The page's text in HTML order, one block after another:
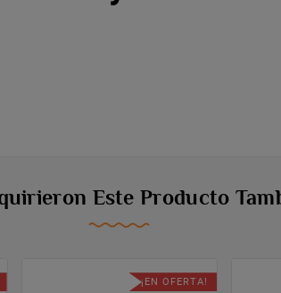
Este Producto
¡EN OFERTA!